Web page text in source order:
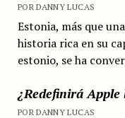
POR DANNY LUCAS
Estonia, más que
historia rica en su
estonio, se ha
¿Redefinirá
POR DANNY LUCAS